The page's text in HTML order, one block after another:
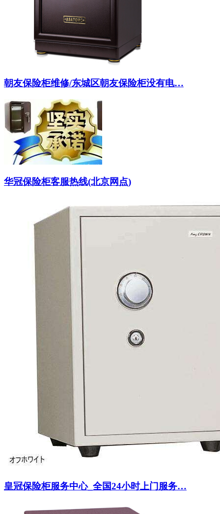
朝友保险柜维修/东城区朝友保险柜没有电…
华冠保险柜客服热线(北京网点)
皇冠保险柜服务中心_全国24小时上门服务…